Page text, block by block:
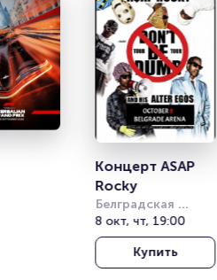
Концерт ASAP
Rocky
Белградская
Арена (бывш.
Штарк Арена)
8 окт, чт, 19:00
Купить